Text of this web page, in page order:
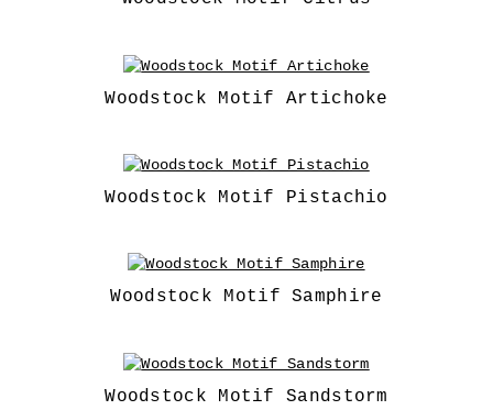
Woodstock Motif Artichoke
Woodstock Motif Pistachio
Woodstock Motif Samphire
Woodstock Motif Sandstorm